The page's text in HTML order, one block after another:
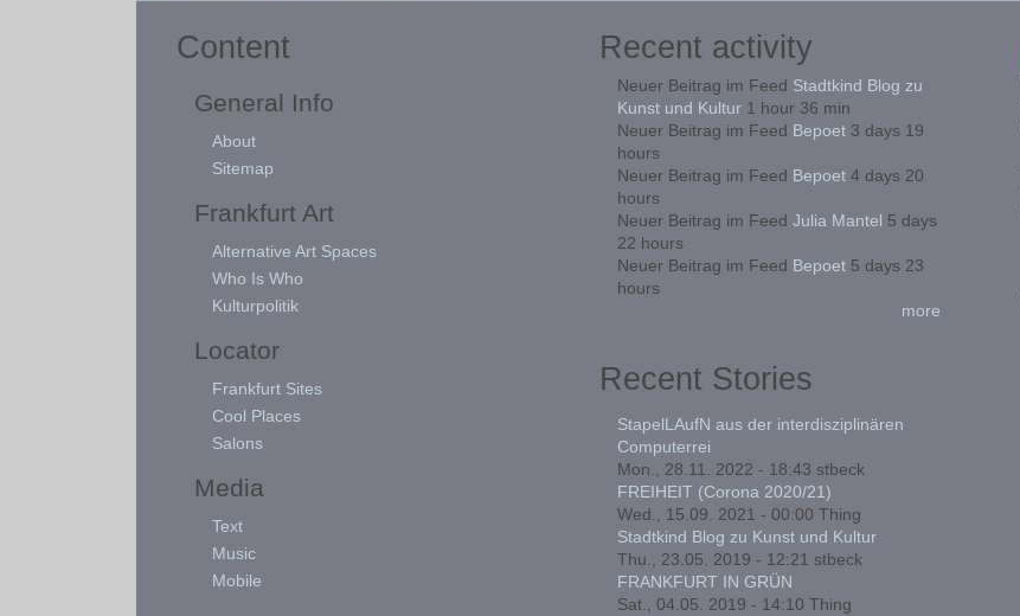
Content
General Info
About
Sitemap
Frankfurt Art
Alternative Art Spaces
Who Is Who
Kulturpolitik
Locator
Frankfurt Sites
Cool Places
Salons
Media
Text
Music
Mobile
Recent activity
Neuer Beitrag im Feed Stadtkind Blog zu
Kunst und Kultur1 hour 36 min
Neuer Beitrag im Feed Bepoet3 days 19
hours
Neuer Beitrag im Feed Bepoet4 days 20
hours
Neuer Beitrag im Feed Julia Mantel 5 days
22 hours
Neuer Beitrag im Feed Bepoet5 days 23
hours
more
Recent Stories
StapelLAufN aus der interdisziplinären
Computerrei
Mon., 28.11. 2022 - 18:43 stbeck
FREIHEIT (Corona 2020/21)
Wed., 15.09. 2021 - 00:00 Thing
Stadtkind Blog zu Kunst und Kultur
Thu., 23.05. 2019 - 12:21 stbeck
FRANKFURT IN GRÜN
Sat., 04.05. 2019 - 14:10 Thing